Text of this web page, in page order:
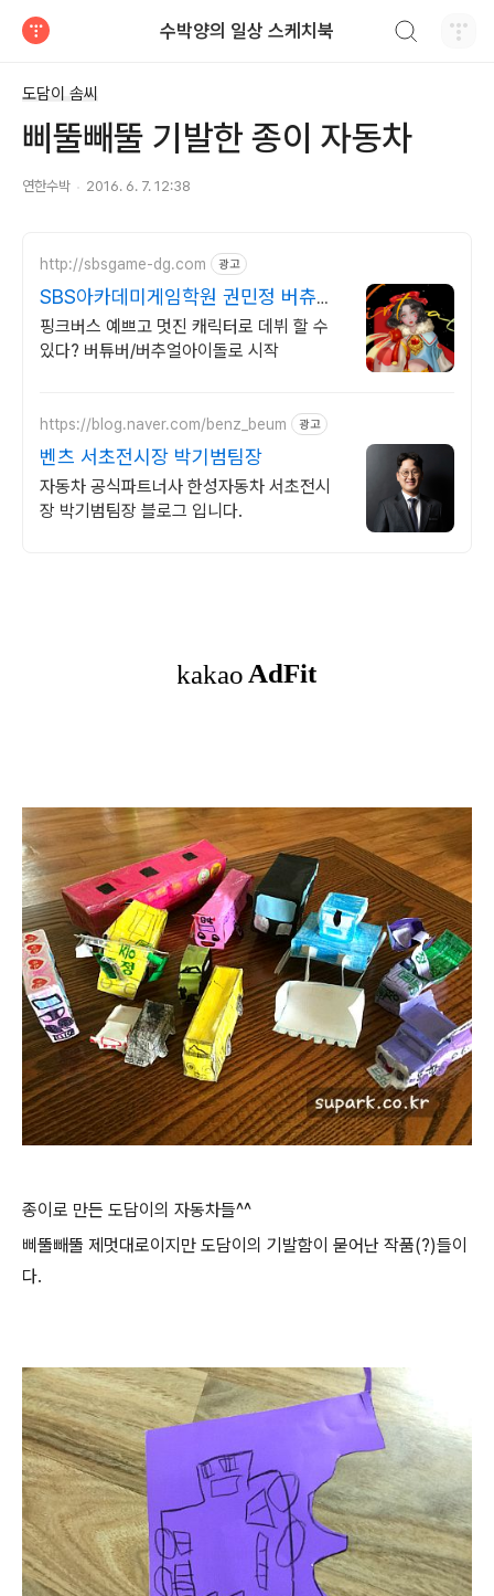
수박양의 일상 스케치북
도담이 솜씨
삐뚤빼뚤 기발한 종이 자동차
연한수박 2016. 6. 7. 12:38
http://sbsgame-dg.com 광고
SBS아카데미게임학원 권민정 버츄얼/
라투디/VR 전문교육
핑크버스 예쁘고 멋진 캐릭터로 데뷔 할 수
있다? 버튜버/버추얼아이돌로 시작
https://blog.naver.com/benz_beum 광고
벤츠 서초전시장 박기범팀장
자동차 공식파트너사 한성자동차 서초전시
장 박기범팀장 블로그 입니다.
종이로 만든 도담이의 자동차들^^
삐뚤빼뚤 제멋대로이지만 도담이의 기발함이 묻어난 작품(?)들이
다.